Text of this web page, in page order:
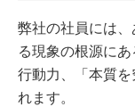
弊社の社員には
る現象の根源に
行動力、「本質
れます。